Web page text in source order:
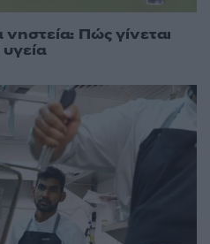
νηστεία: Πώς γίνεται